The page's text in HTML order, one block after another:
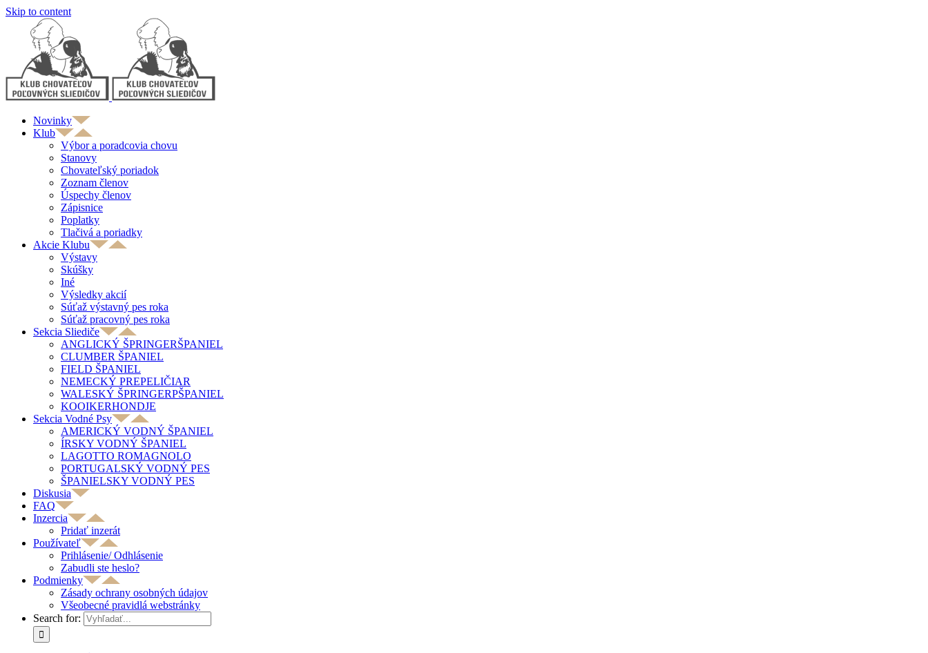
Skip to content
Novinky
Klub
Výbor a poradcovia chovu
Stanovy
Chovateľský poriadok
Zoznam členov
Úspechy členov
Zápisnice
Poplatky
Tlačivá a poriadky
Akcie Klubu
Výstavy
Skúšky
Iné
Výsledky akcií
Súťaž výstavný pes roka
Súťaž pracovný pes roka
Sekcia Sliediče
ANGLICKÝ ŠPRINGERŠPANIEL
CLUMBER ŠPANIEL
FIELD ŠPANIEL
NEMECKÝ PREPELIČIAR
WALESKÝ ŠPRINGERPŠPANIEL
KOOIKERHONDJE
Sekcia Vodné Psy
AMERICKÝ VODNÝ ŠPANIEL
ÍRSKY VODNÝ ŠPANIEL
LAGOTTO ROMAGNOLO
PORTUGALSKÝ VODNÝ PES
ŠPANIELSKY VODNÝ PES
Diskusia
FAQ
Inzercia
Pridať inzerát
Používateľ
Prihlásenie/ Odhlásenie
Zabudli ste heslo?
Podmienky
Zásady ochrany osobných údajov
Všeobecné pravidlá webstránky
Search for: